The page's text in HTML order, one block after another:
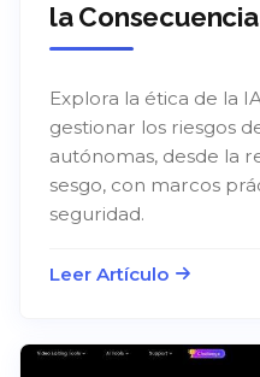
la Consecuencia
Explora la ética de la
gestionar los riesgos
autónomas, desde la
sesgo, con marcos
seguridad.
Leer Artículo